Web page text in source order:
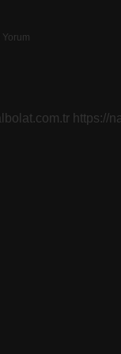
Yorum
https://